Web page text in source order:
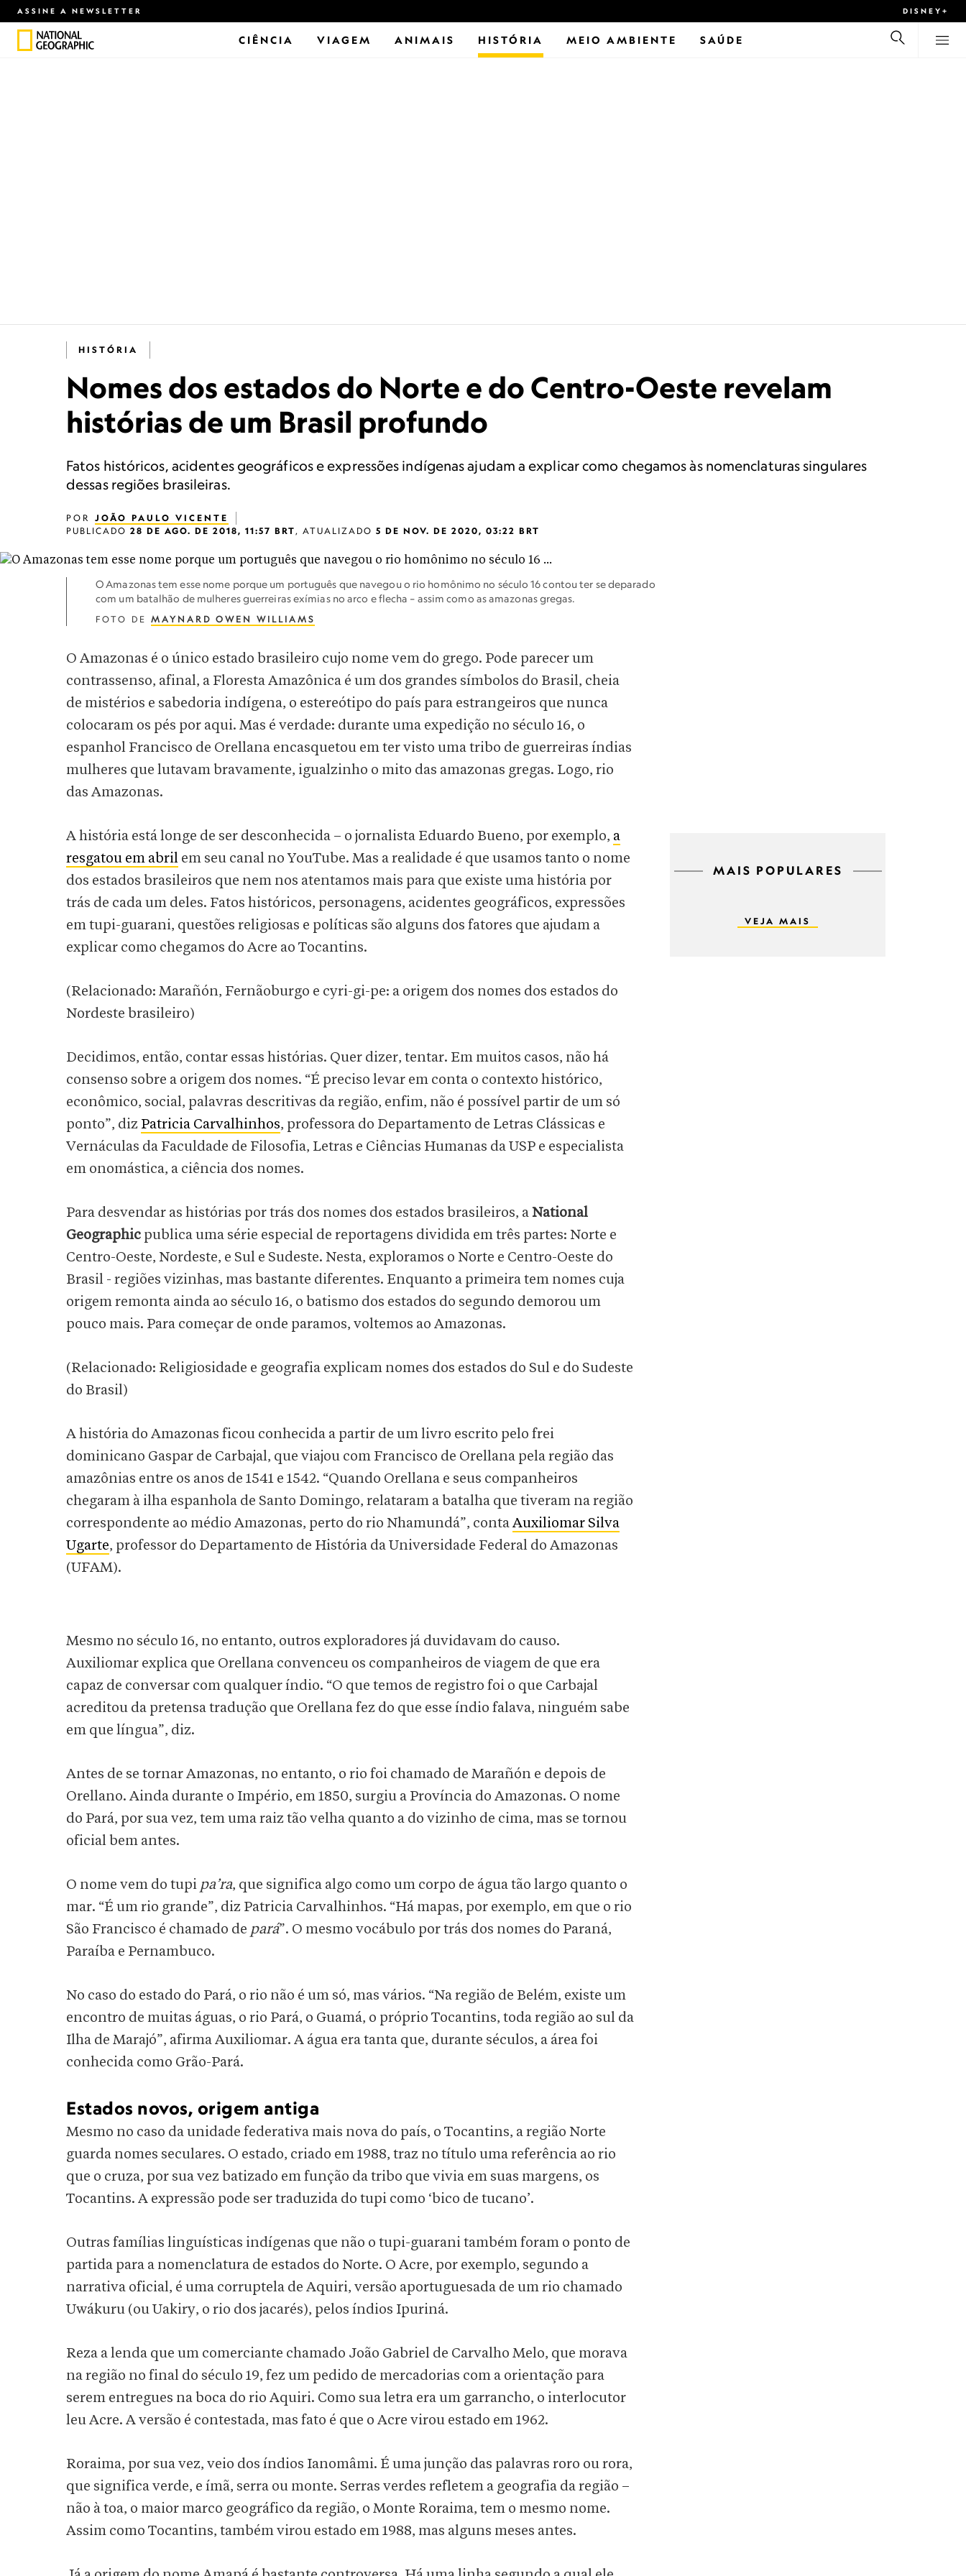
ASSINE A NEWSLETTER DISNEY+
CIÊNCIA VIAGEM ANIMAIS HISTÓRIA MEIO AMBIENTE SAÚDE
HISTÓRIA
Nomes dos estados do Norte e do Centro-Oeste revelam
histórias de um Brasil profundo
Fatos históricos, acidentes geográficos e expressões indígenas ajudam a explicar como chegamos às nomenclaturas singulares
dessas regiões brasileiras.
POR JOÃO PAULO VICENTE
PUBLICADO 28 DE AGO. DE 2018, 11:57 BRT, ATUALIZADO 5 DE NOV. DE 2020, 03:22 BRT
O Amazonas tem esse nome porque um português que navegou o rio homônimo no século 16 contou ter se deparado
com um batalhão de mulheres guerreiras exímias no arco e flecha – assim como as amazonas gregas.
FOTO DE MAYNARD OWEN WILLIAMS
O Amazonas é o único estado brasileiro cujo nome vem do grego. Pode parecer um
contrassenso, afinal, a Floresta Amazônica é um dos grandes símbolos do Brasil, cheia
de mistérios e sabedoria indígena, o estereótipo do país para estrangeiros que nunca
colocaram os pés por aqui. Mas é verdade: durante uma expedição no século 16, o
espanhol Francisco de Orellana encasquetou em ter visto uma tribo de guerreiras índias
mulheres que lutavam bravamente, igualzinho o mito das amazonas gregas. Logo, rio
das Amazonas.
A história está longe de ser desconhecida – o jornalista Eduardo Bueno, por exemplo, a
resgatou em abril em seu canal no YouTube. Mas a realidade é que usamos tanto o nome
dos estados brasileiros que nem nos atentamos mais para que existe uma história por
trás de cada um deles. Fatos históricos, personagens, acidentes geográficos, expressões
em tupi-guarani, questões religiosas e políticas são alguns dos fatores que ajudam a
explicar como chegamos do Acre ao Tocantins.
(Relacionado: Marañón, Fernãoburgo e cyri-gi-pe: a origem dos nomes dos estados do
Nordeste brasileiro)
Decidimos, então, contar essas histórias. Quer dizer, tentar. Em muitos casos, não há
consenso sobre a origem dos nomes. “É preciso levar em conta o contexto histórico,
econômico, social, palavras descritivas da região, enfim, não é possível partir de um só
ponto”, diz Patricia Carvalhinhos, professora do Departamento de Letras Clássicas e
Vernáculas da Faculdade de Filosofia, Letras e Ciências Humanas da USP e especialista
em onomástica, a ciência dos nomes.
Para desvendar as histórias por trás dos nomes dos estados brasileiros, a National
Geographic publica uma série especial de reportagens dividida em três partes: Norte e
Centro-Oeste, Nordeste, e Sul e Sudeste. Nesta, exploramos o Norte e Centro-Oeste do
Brasil - regiões vizinhas, mas bastante diferentes. Enquanto a primeira tem nomes cuja
origem remonta ainda ao século 16, o batismo dos estados do segundo demorou um
pouco mais. Para começar de onde paramos, voltemos ao Amazonas.
(Relacionado: Religiosidade e geografia explicam nomes dos estados do Sul e do Sudeste
do Brasil)
A história do Amazonas ficou conhecida a partir de um livro escrito pelo frei
dominicano Gaspar de Carbajal, que viajou com Francisco de Orellana pela região das
amazônias entre os anos de 1541 e 1542. “Quando Orellana e seus companheiros
chegaram à ilha espanhola de Santo Domingo, relataram a batalha que tiveram na região
correspondente ao médio Amazonas, perto do rio Nhamundá”, contaAuxiliomar Silva
Ugarte, professor do Departamento de História da Universidade Federal do Amazonas
(UFAM).
Mesmo no século 16, no entanto, outros exploradores já duvidavam do causo.
Auxiliomar explica que Orellana convenceu os companheiros de viagem de que era
capaz de conversar com qualquer índio. “O que temos de registro foi o que Carbajal
acreditou da pretensa tradução que Orellana fez do que esse índio falava, ninguém sabe
em que língua”, diz.
Antes de se tornar Amazonas, no entanto, o rio foi chamado de Marañón e depois de
Orellano. Ainda durante o Império, em 1850, surgiu a Província do Amazonas. O nome
do Pará, por sua vez, tem uma raiz tão velha quanto a do vizinho de cima, mas se tornou
oficial bem antes.
O nome vem do tupi pa’ra, que significa algo como um corpo de água tão largo quanto o
mar. “É um rio grande”, diz Patricia Carvalhinhos. “Há mapas, por exemplo, em que o rio
São Francisco é chamado de pará”. O mesmo vocábulo por trás dos nomes do Paraná,
Paraíba e Pernambuco.
No caso do estado do Pará, o rio não é um só, mas vários. “Na região de Belém, existe um
encontro de muitas águas, o rio Pará, o Guamá, o próprio Tocantins, toda região ao sul da
Ilha de Marajó”, afirma Auxiliomar. A água era tanta que, durante séculos, a área foi
conhecida como Grão-Pará.
Estados novos, origem antiga
Mesmo no caso da unidade federativa mais nova do país, o Tocantins, a região Norte
guarda nomes seculares. O estado, criado em 1988, traz no título uma referência ao rio
que o cruza, por sua vez batizado em função da tribo que vivia em suas margens, os
Tocantins. A expressão pode ser traduzida do tupi como ‘bico de tucano’.
Outras famílias linguísticas indígenas que não o tupi-guarani também foram o ponto de
partida para a nomenclatura de estados do Norte. O Acre, por exemplo, segundo a
narrativa oficial, é uma corruptela de Aquiri, versão aportuguesada de um rio chamado
Uwákuru (ou Uakiry, o rio dos jacarés), pelos índios Ipuriná.
Reza a lenda que um comerciante chamado João Gabriel de Carvalho Melo, que morava
na região no final do século 19, fez um pedido de mercadorias com a orientação para
serem entregues na boca do rio Aquiri. Como sua letra era um garrancho, o interlocutor
leu Acre. A versão é contestada, mas fato é que o Acre virou estado em 1962.
Roraima, por sua vez, veio dos índios Ianomâmi. É uma junção das palavras roro ou rora,
que significa verde, e ímã, serra ou monte. Serras verdes refletem a geografia da região –
não à toa, o maior marco geográfico da região, o Monte Roraima, tem o mesmo nome.
Assim como Tocantins, também virou estado em 1988, mas alguns meses antes.
MAIS POPULARES
VEJA MAIS